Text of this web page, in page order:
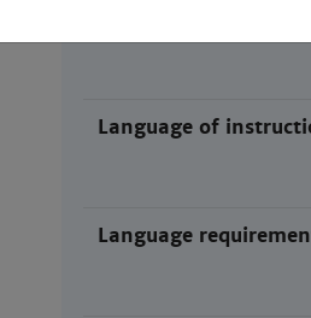
Language of
Language